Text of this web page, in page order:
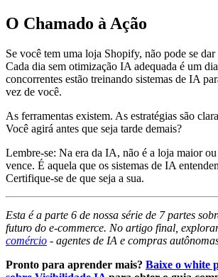
O Chamado à Ação
Se você tem uma loja Shopify, não pode se dar
Cada dia sem otimização IA adequada é um
concorrentes estão treinando sistemas de IA
vez de você.
As ferramentas existem. As estratégias são
Você agirá antes que seja tarde demais?
Lembre-se: Na era da IA, não é a loja maior
vence. É aquela que os sistemas de IA
Certifique-se de que seja a sua.
Esta é a parte 6 de nossa série de 7 partes
futuro do e-commerce. No artigo final,
comércio - agentes de IA e compras
Pronto para aprender mais? Baixe o white